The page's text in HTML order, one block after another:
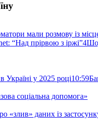
мали розмову із
“Над прірвою з іржі”4
у 2025 році10:59
соціальна допомога»
даних із